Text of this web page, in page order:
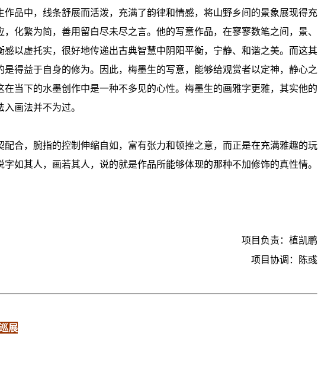
品中，线条舒展而活泼，充满了韵律和情感，将山野乡间的景象展现得充
化繁为简，善用留白尽未尽之言。他的写意作品，在寥寥数笔之间，景、
以虚托实，很好地传递出古典智慧中阴阳平衡，宁静、和谐之美。而这其
得益于自身的修为。因此，梅墨生的写意，能够给观赏者以定神，静心之
当下的水墨创作中是一种不多见的心性。梅墨生的画雅字更雅，其实他的
画法并不为过。
合，腕指的控制伸缩自如，富有张力和顿挫之意，而正是在充满雅趣的玩
如其人，画若其人，说的就是作品所能够体现的那种不加修饰的真性情。
项目负责：植凯鹏
项目协调：陈彧
展